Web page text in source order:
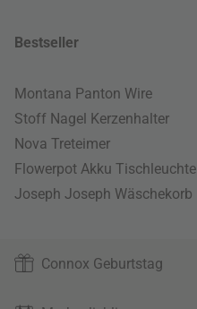
Bestseller
Montana Panton Wire
Stoff Nagel Kerzenhalter
Nova Treteimer
Flowerpot Akku Tischleuchte
Joseph Joseph Wäschekorb
Connox Geburtstag